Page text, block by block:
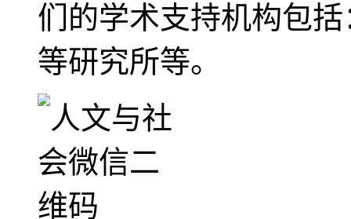
们的学术支持机构包
等研究所等。